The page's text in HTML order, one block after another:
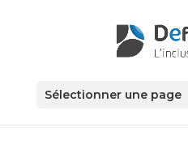
Sélectionner une page